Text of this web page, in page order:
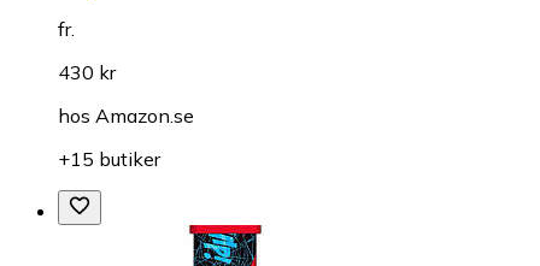
fr.
430 kr
hos Amazon.se
+15 butiker